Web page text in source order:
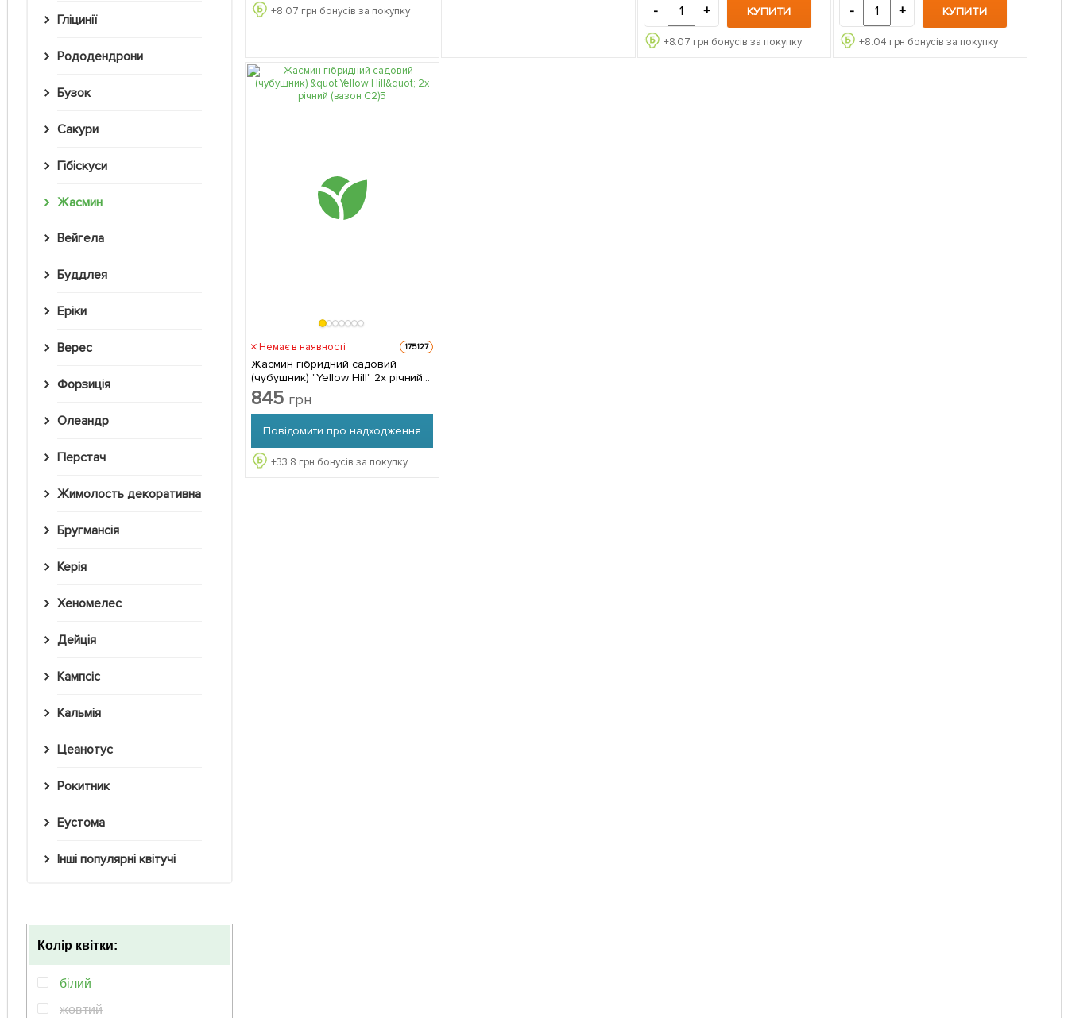
Гліцинії
Рододендрони
Бузок
Сакури
Гібіскуси
Жасмин
Вейгела
Буддлея
Еріки
Верес
Форзиція
Олеандр
Перстач
Жимолость декоративна
Бругмансія
Керія
Хеномелес
Дейція
Кампсіс
Кальмія
Цеанотус
Рокитник
Еустома
Інші популярні квітучі
Колір квітки:
білий
жовтий
+8.07 грн бонусів за покупку - + КУПИТИ
+8.07 грн бонусів за покупку
- + КУПИТИ
+8.04 грн бонусів за покупку
Немає в наявності 175127
Жасмин гібридний садовий
(чубушник) "Yellow Hill" 2х річний
(вазон С2) 1 саджанець в
упаковці
845 грн
Повідомити про надходження
+33.8 грн бонусів за покупку